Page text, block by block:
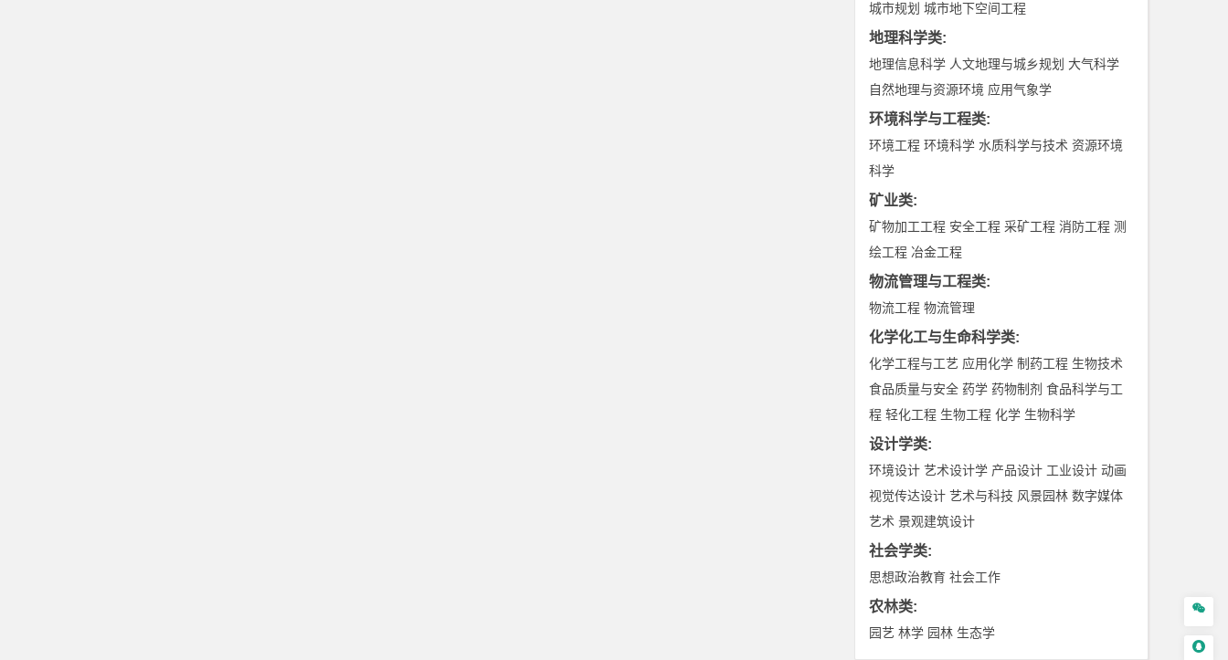
城市规划 城市地下空间工程
地理科学类:
地理信息科学 人文地理与城乡规划 大气科学
自然地理与资源环境 应用气象学
环境科学与工程类:
环境工程 环境科学 水质科学与技术 资源环境
科学
矿业类:
矿物加工工程 安全工程 采矿工程 消防工程 测
绘工程 冶金工程
物流管理与工程类:
物流工程 物流管理
化学化工与生命科学类:
化学工程与工艺 应用化学 制药工程 生物技术
食品质量与安全 药学 药物制剂 食品科学与工
程 轻化工程 生物工程 化学 生物科学
设计学类:
环境设计 艺术设计学 产品设计 工业设计 动画
视觉传达设计 艺术与科技 风景园林 数字媒体
艺术 景观建筑设计
社会学类:
思想政治教育 社会工作
农林类:
园艺 林学 园林 生态学

